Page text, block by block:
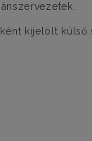
kijelölt külső